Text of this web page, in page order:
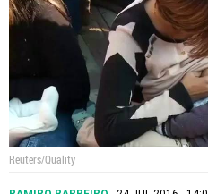
Reuters/Quality